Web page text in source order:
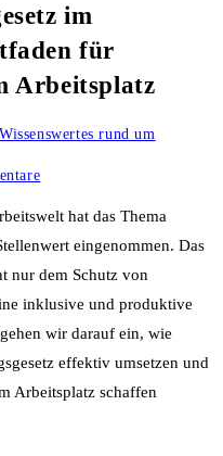
im
für
Arbeitsplatz
Wissenswertes rund um
hat das Thema
eingenommen. Das
nur dem Schutz von
inklusive und produktive
wir darauf ein, wie
effektiv umsetzen und
Arbeitsplatz schaffen